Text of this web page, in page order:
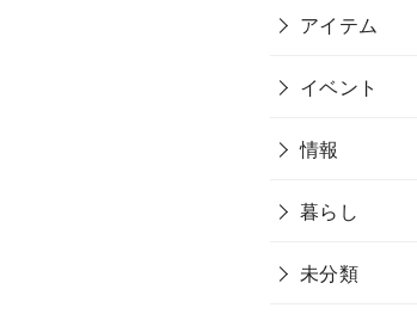
アイテム
イベント
情報
暮らし
未分類